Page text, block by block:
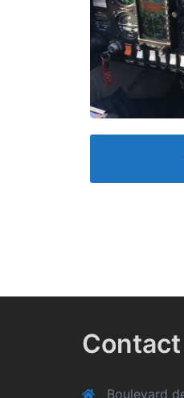
Contact
Boulevard